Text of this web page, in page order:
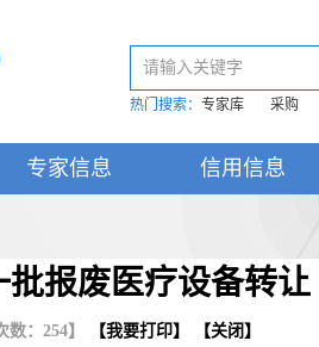
请输入关键字
热门搜索： 专家库 采购
专家信息 信用信息
报废医疗设备转让
： 254】 【我要打印】 【关闭 】